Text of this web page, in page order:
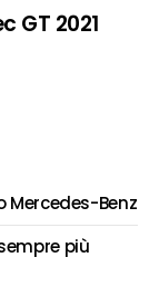
GT 2021
Mercedes-Benz
più